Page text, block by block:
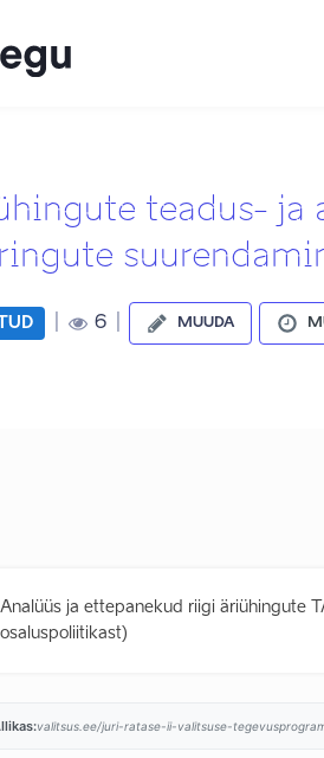
teadus- ja
6 MUUDA
Analüüs ja ettepanekud riigi äriühingute
osaluspoliitikast)
valitsus.ee/juri-ratase-ii-valitsuse-